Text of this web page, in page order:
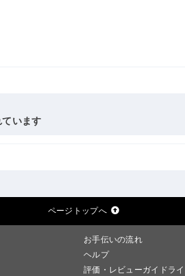
います
ページトップへ
お手伝いの流れ
ヘルプ
評価・レビューガイドラ